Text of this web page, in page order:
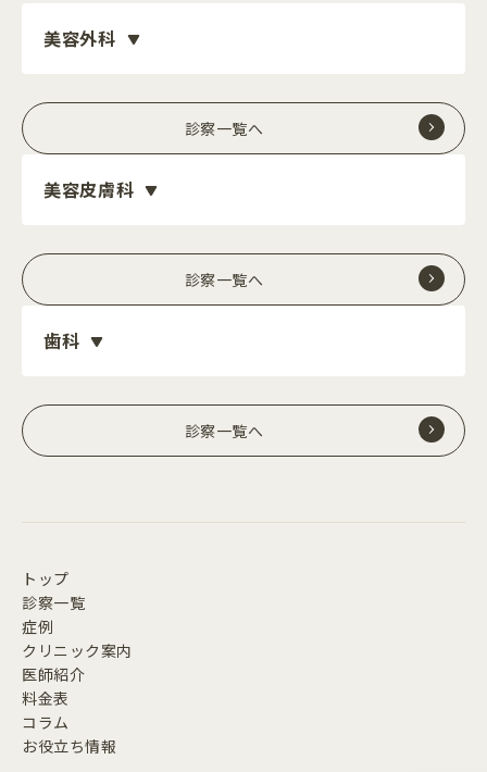
美容外科
診察一覧へ
美容皮膚科
診察一覧へ
歯科
診察一覧へ
トップ
診察一覧
症例
クリニック案内
医師紹介
料金表
コラム
お役立ち情報